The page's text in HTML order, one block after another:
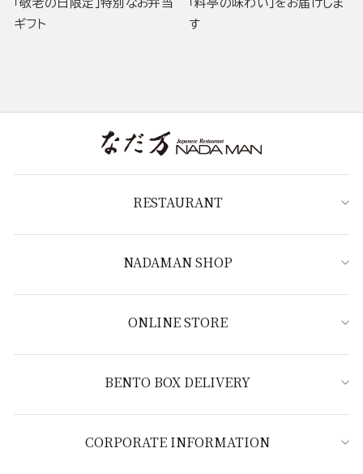
「敬老の日限定」特別なお弁当
ギフト
「料亭の味わい」をお届けしま
す
RESTAURANT
NADAMAN SHOP
ONLINE STORE
BENTO BOX DELIVERY
CORPORATE INFORMATION